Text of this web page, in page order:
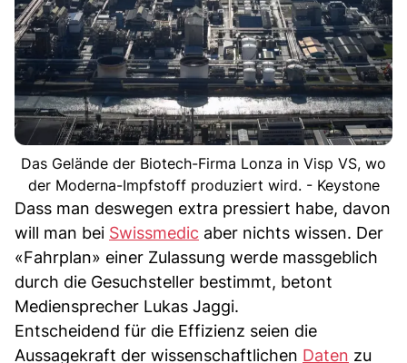
Das Gelände der Biotech-Firma Lonza in Visp VS, wo
der Moderna-Impfstoff produziert wird. - Keystone
Dass man deswegen extra pressiert habe, davon
will man bei Swissmedic aber nichts wissen. Der
«Fahrplan» einer Zulassung werde massgeblich
durch die Gesuchsteller bestimmt, betont
Mediensprecher Lukas Jaggi.
Entscheidend für die Effizienz seien die
Aussagekraft der wissenschaftlichen Daten zu